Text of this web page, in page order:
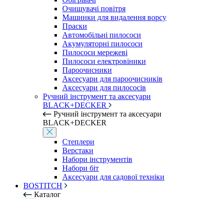
Очищувачі повітря
Машинки для видалення ворсу
Праски
Автомобільні пилососи
Акумуляторні пилососи
Пилососи мережеві
Пилососи електровіники
Пароочисники
Аксесуари для пароочисників
Аксесуари для пилососів
Ручний інструмент та аксесуари
BLACK+DECKER
Ручний інструмент та аксесуари
BLACK+DECKER
Степлери
Верстаки
Набори інструментів
Набори біт
Аксесуари для садової техніки
BOSTITCH
Каталог